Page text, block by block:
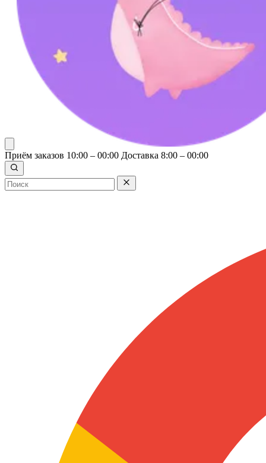
Приём заказов 10:00 – 00:00 Доставка 8:00 – 00:00